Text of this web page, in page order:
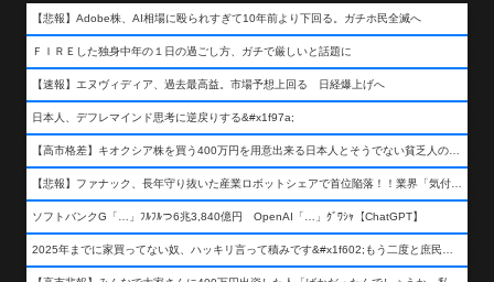
【悲報】Adobe株、AI相場に殴られすぎて10年前より下回る。ガチホ民全滅へ
ＦＩＲＥした独身中年の１日の過ごし方、ガチで厳しいと話題に
【速報】エヌヴィディア、過去最高益。市場予想上回る 日経爆上げへ
日本人、デフレマインド思考に逆戻りする&#x1f97a;
ソフトバンクG「…」ﾌﾙﾌﾙつ6兆3,840億円 OpenAI「…」ｸﾞﾜｼｬ【ChatGPT】